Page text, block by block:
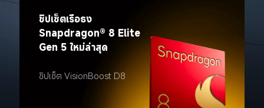
ชิปเซ็ตเรือธง
Snapdragon® 8 Elite
Gen 5 ใหม่ล่าสุด
ชิปเซ็ต VisionBoost D8